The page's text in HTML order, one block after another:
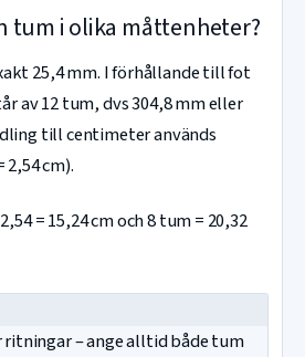
tum i olika måttenheter?
25,4 mm. I förhållande till fot
av 12 tum, dvs 304,8 mm eller
till centimeter används
cm).
= 15,24 cm och 8 tum = 20,32
– ange alltid både tum